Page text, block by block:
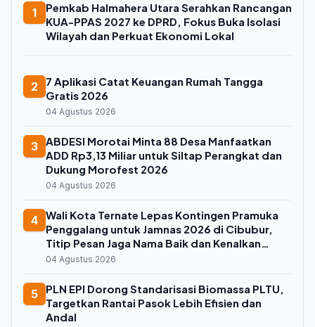
1
Pemkab Halmahera Utara Serahkan Rancangan
KUA-PPAS 2027 ke DPRD, Fokus Buka Isolasi
Wilayah dan Perkuat Ekonomi Lokal
2
7 Aplikasi Catat Keuangan Rumah Tangga
Gratis 2026
04 Agustus 2026
3 ABDESI Morotai Minta 88 Desa Manfaatkan
ADD Rp3,13 Miliar untuk Siltap Perangkat dan
Dukung Morofest 2026
04 Agustus 2026
4 Wali Kota Ternate Lepas Kontingen Pramuka
Penggalang untuk Jamnas 2026 di Cibubur,
Titip Pesan Jaga Nama Baik dan Kenalkan
Budaya Lokal
04 Agustus 2026
5
PLN EPI Dorong Standarisasi Biomassa PLTU,
Targetkan Rantai Pasok Lebih Efisien dan
Andal